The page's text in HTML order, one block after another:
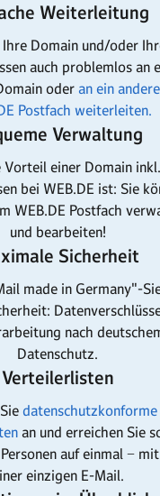
Weiterleitung
Ihre Domain und/oder
auch problemlos an
oder an ein
Postfach weiterleiten.
Verwaltung
Vorteil einer Domain
bei WEB.DE ist: Sie
WEB.DE Postfach
und bearbeiten!
Sicherheit
made in Germany"-
nach
Datenschutz.
Verteilerlisten
datenschutzkonforme
an und erreichen Sie
auf einmal −
einzigen E-Mail.